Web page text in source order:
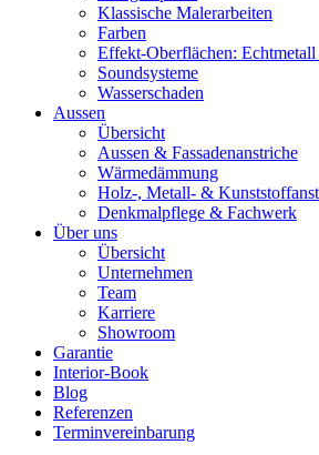
Klassische Malerarbeiten
Farben
Effekt-Oberflächen:
Soundsysteme
Wasserschaden
Aussen
Übersicht
Aussen & Fassadenanstriche
Wärmedämmung
Holz-, Metall- &
Denkmalpflege & Fachwerk
Über uns
Übersicht
Unternehmen
Team
Karriere
Showroom
Garantie
Interior-Book
Blog
Referenzen
Terminvereinbarung